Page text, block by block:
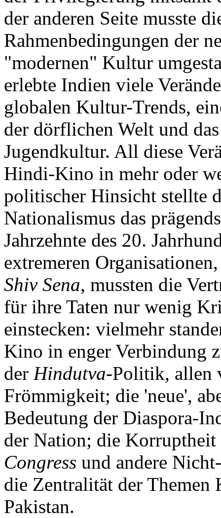
der anderen Seite musste
Rahmenbedingungen der
"modernen" Kultur
erlebte Indien viele
globalen Kultur-Trends,
der dörflichen Welt und
Jugendkultur. All diese
Hindi-Kino in mehr oder
politischer Hinsicht stellte
Nationalismus das
Jahrzehnte des 20.
extremeren
Shiv Sena, mussten die
für ihre Taten nur wenig
einstecken: vielmehr
Kino in enger Verbindung
der Hindutva-Politik, allen
Frömmigkeit; die 'neue',
Bedeutung der Diaspora-
der Nation; die
Congress und andere Nicht-
die Zentralität der Themen
Pakistan.